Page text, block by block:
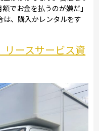
でお金を払うのが嫌だ」
は、購入かレンタルをす
ースサービス資